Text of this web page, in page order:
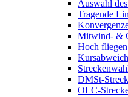
Auswahl
Tragende
Mitwind- &
Hoch fliegen
DMSt-
OLC-